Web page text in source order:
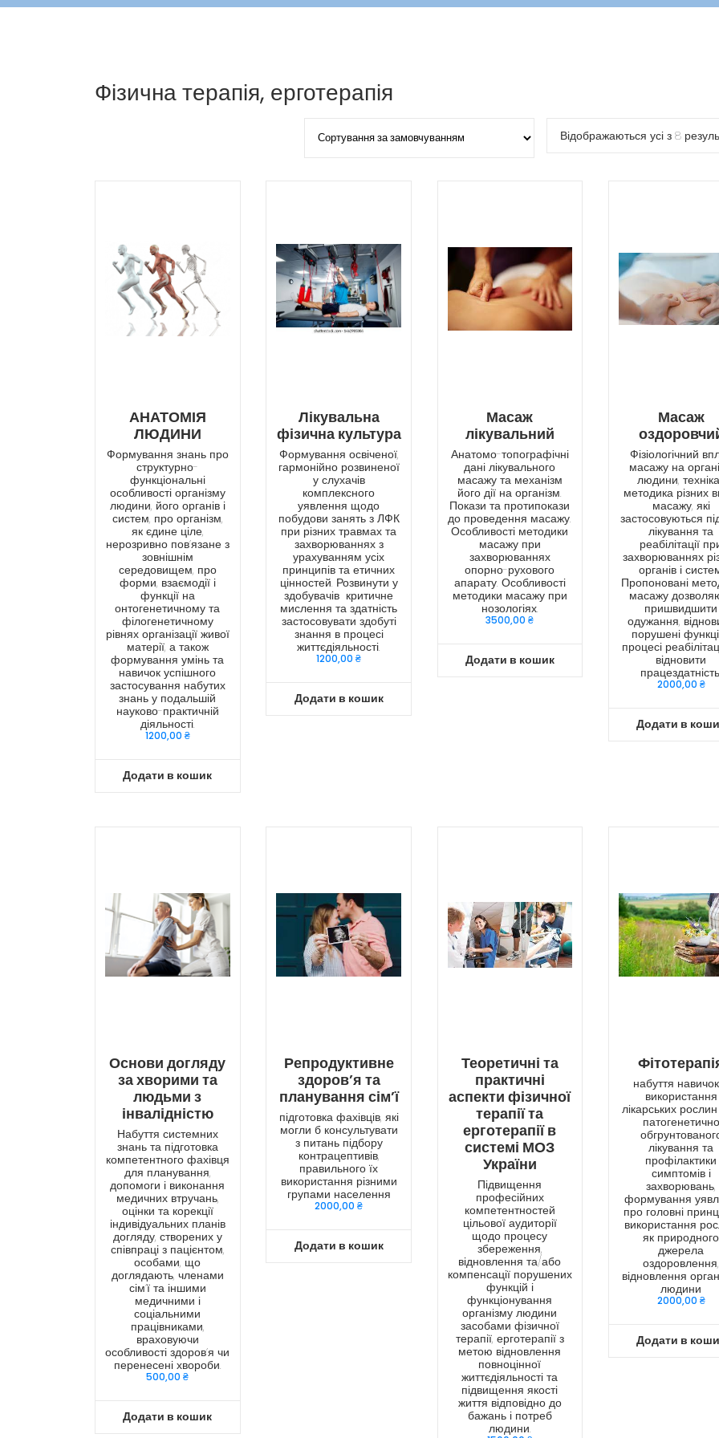
Фізична терапія, ерготерапія
Відображаються усі з 8
АНАТОМІЯ
ЛЮДИНИ
Формування знань про
структурно-
функціональні
особливості організму
людини, його органів і
систем, про організм,
як єдине ціле,
нерозривно пов’язане з
зовнішнім
середовищем, про
форми, взаємодії і
функції на
онтогенетичному та
філогенетичному
рівнях організації живої
матерії, а також
формування умінь та
навичок успішного
застосування набутих
знань у подальшій
науково-практичній
діяльності.
1200,00 ₴
Додати в кошик
Лікувальна
фізична культура
Формування освіченої,
гармонійно розвиненої
у слухачів
комплексного
уявлення щодо
побудови занять з ЛФК
при різних травмах та
захворюваннях з
урахуванням усіх
принципів та етичних
цінностей. Розвинути у
здобувачів критичне
мислення та здатність
застосовувати здобуті
знання в процесі
життєдіяльності.
1200,00₴
Додати в кошик
Масаж
лікувальний
Анатомо-топографічні
дані лікувального
масажу та механізм
його дії на організм.
Покази та протипокази
до проведення масажу.
Особливості методики
масажу при
захворюваннях
опорно-рухового
апарату. Особливості
методики масажу при
нозологіях.
3500,00₴
Додати в кошик
Масаж
Фізіологічний
масажу на
людини,
методика різних
масажу, які
застосовуються
лікування та
реабілітації
захворюваннях
органів і
Пропоновані
масажу
пришвидшити
одужання,
порушені
процесі
відновити
2000,00 ₴
Додати в
Основи догляду
за хворими та
людьми з
інвалідністю
Набуття системних
знань та підготовка
компетентного фахівця
для планування,
допомоги і виконання
медичних втручань,
оцінки та корекції
індивідуальних планів
догляду, створених у
співпраці з пацієнтом,
особами, що
доглядають, членами
сім’ї та іншими
медичними і
соціальними
працівниками,
враховуючи
особливості здоров’я чи
перенесені хвороби.
500,00₴
Додати в кошик
Репродуктивне
здоров’я та
планування сім’ї
підготовка фахівців, які
могли б консультувати
з питань підбору
контрацептивів,
правильного їх
використання різними
групами населення
2000,00₴
Додати в кошик
Теоретичні та
практичні
аспекти фізичної
терапії та
ерготерапії в
системі МОЗ
України
Підвищення
професійних
компетентностей
цільової аудиторії
щодо процесу
збереження,
відновлення та/або
компенсації порушених
функцій і
функціонування
організму людини
засобами фізичної
терапії, ерготерапії з
метою відновлення
повноцінної
життєдіяльності та
підвищення якості
життя відповідно до
бажань і потреб
людини.
набуття навичок
використання
лікарських
патогенетично
лікування та
профілактики
симптомів і
захворювань,
формування
про головні
використання
як природного
джерела
оздоровлення,
відновлення
людини
2000,00 ₴
Додати в